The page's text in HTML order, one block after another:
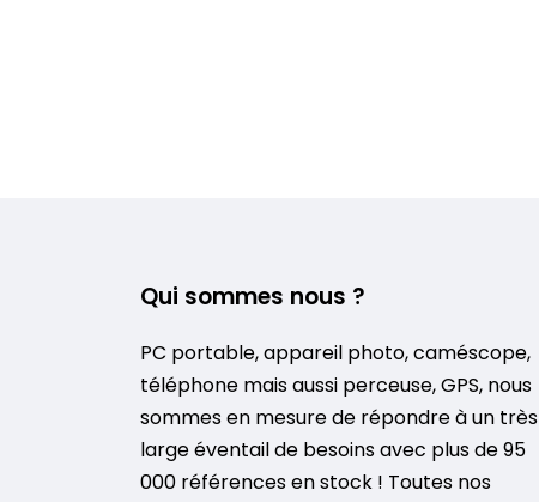
Qui sommes nous ?
PC portable, appareil photo, caméscope,
téléphone mais aussi perceuse, GPS, nous
sommes en mesure de répondre à un très
large éventail de besoins avec plus de 95
000 références en stock ! Toutes nos